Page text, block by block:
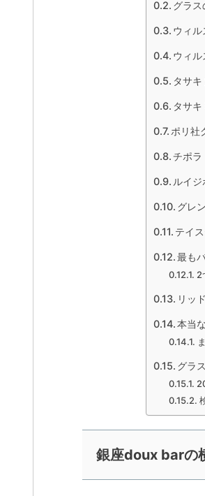
グラス
ウィ
ウィ
タサ
タサ
ポリ社
チポラ
ルイ
グレ
テイ
最も
2
リッ
本当
グラ
銀座doux barの